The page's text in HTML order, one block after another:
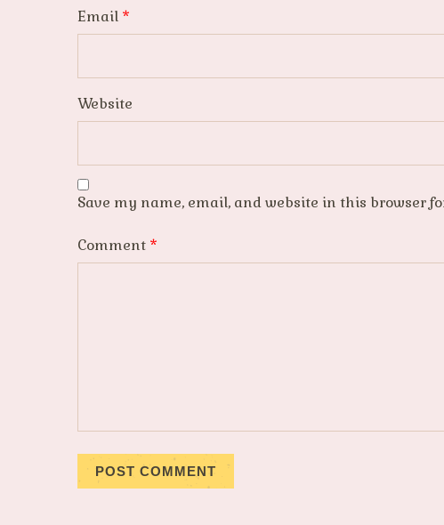
Email *
Website
Save my name, email, and website in this browser
Comment *